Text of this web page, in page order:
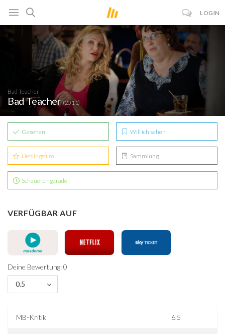
LOGIN
Bad Teacher
Bad Teacher(2011)
Gesehen Will ich sehen
Lieblingsfilm Sammlung
Schaue ich gerade
VERFÜGBAR AUF
Deine Bewertung: 0
0.5
MB-Kritik 6.5